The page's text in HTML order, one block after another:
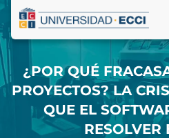
¿POR QUÉ
PROYECTOS? LA
QUE EL
RESOLVER